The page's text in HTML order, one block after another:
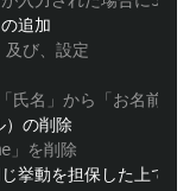
び、設定
氏名」から「お名前」
」を削除